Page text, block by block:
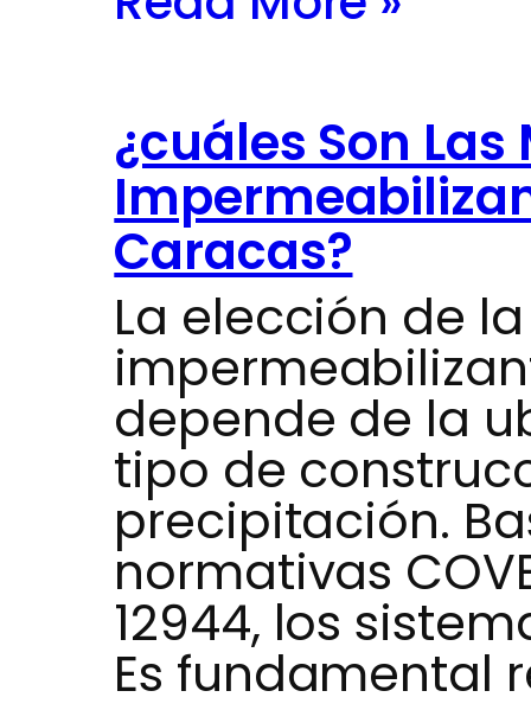
¿cuáles Son
Caracas?
La elección de
depende de la
tipo de
precipitación.
normativas
12944, los
Es fundamental